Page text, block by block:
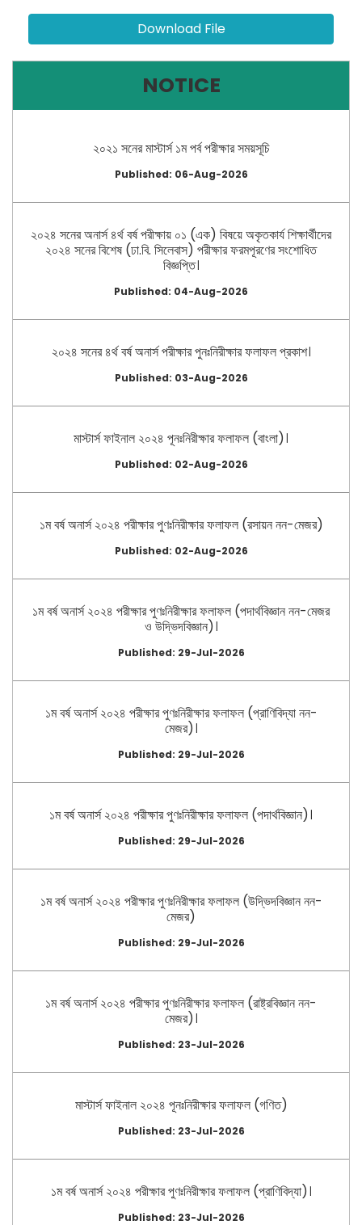
Download File
NOTICE
২০২১ সনের মাস্টার্স ১ম পর্ব পরীক্ষার সময়সূচি
Published: 06-Aug-2026
২০২৪ সনের অনার্স ৪র্থ বর্ষ পরীক্ষায় ০১ (এক) বিষয়ে অকৃতকার্য শিক্ষার্থীদের
২০২৪ সনের বিশেষ (ঢা.বি. সিলেবাস) পরীক্ষার ফরমপূরণের সংশোধিত
বিজ্ঞপ্তি।
Published: 04-Aug-2026
২০২৪ সনের ৪র্থ বর্ষ অনার্স পরীক্ষার পুনঃনিরীক্ষার ফলাফল প্রকাশ।
Published: 03-Aug-2026
মাস্টার্স ফাইনাল ২০২৪ পূনঃনিরীক্ষার ফলাফল (বাংলা)।
Published: 02-Aug-2026
১ম বর্ষ অনার্স ২০২৪ পরীক্ষার পুণঃনিরীক্ষার ফলাফল (রসায়ন নন-মেজর)
Published: 02-Aug-2026
১ম বর্ষ অনার্স ২০২৪ পরীক্ষার পুণঃনিরীক্ষার ফলাফল (পদার্থবিজ্ঞান নন-মেজর
ও উদ্ভিদবিজ্ঞান)।
Published: 29-Jul-2026
১ম বর্ষ অনার্স ২০২৪ পরীক্ষার পুণঃনিরীক্ষার ফলাফল (প্রাণিবিদ্যা নন-
মেজর)।
Published: 29-Jul-2026
১ম বর্ষ অনার্স ২০২৪ পরীক্ষার পুণঃনিরীক্ষার ফলাফল (পদার্থবিজ্ঞান)।
Published: 29-Jul-2026
১ম বর্ষ অনার্স ২০২৪ পরীক্ষার পুণঃনিরীক্ষার ফলাফল (উদ্ভিদবিজ্ঞান নন-
মেজর)
Published: 29-Jul-2026
১ম বর্ষ অনার্স ২০২৪ পরীক্ষার পুণঃনিরীক্ষার ফলাফল (রাষ্ট্রবিজ্ঞান নন-
মেজর)।
Published: 23-Jul-2026
মাস্টার্স ফাইনাল ২০২৪ পূনঃনিরীক্ষার ফলাফল (গণিত)
Published: 23-Jul-2026
১ম বর্ষ অনার্স ২০২৪ পরীক্ষার পুণঃনিরীক্ষার ফলাফল (প্রাণিবিদ্যা)।
Published: 23-Jul-2026